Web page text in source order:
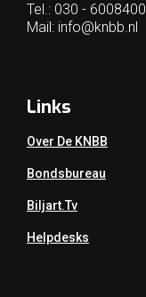
Tel.: 030 - 6008400
Mail: info@knbb.nl
Links
Over De KNBB
Bondsbureau
Biljart.tv
Helpdesks